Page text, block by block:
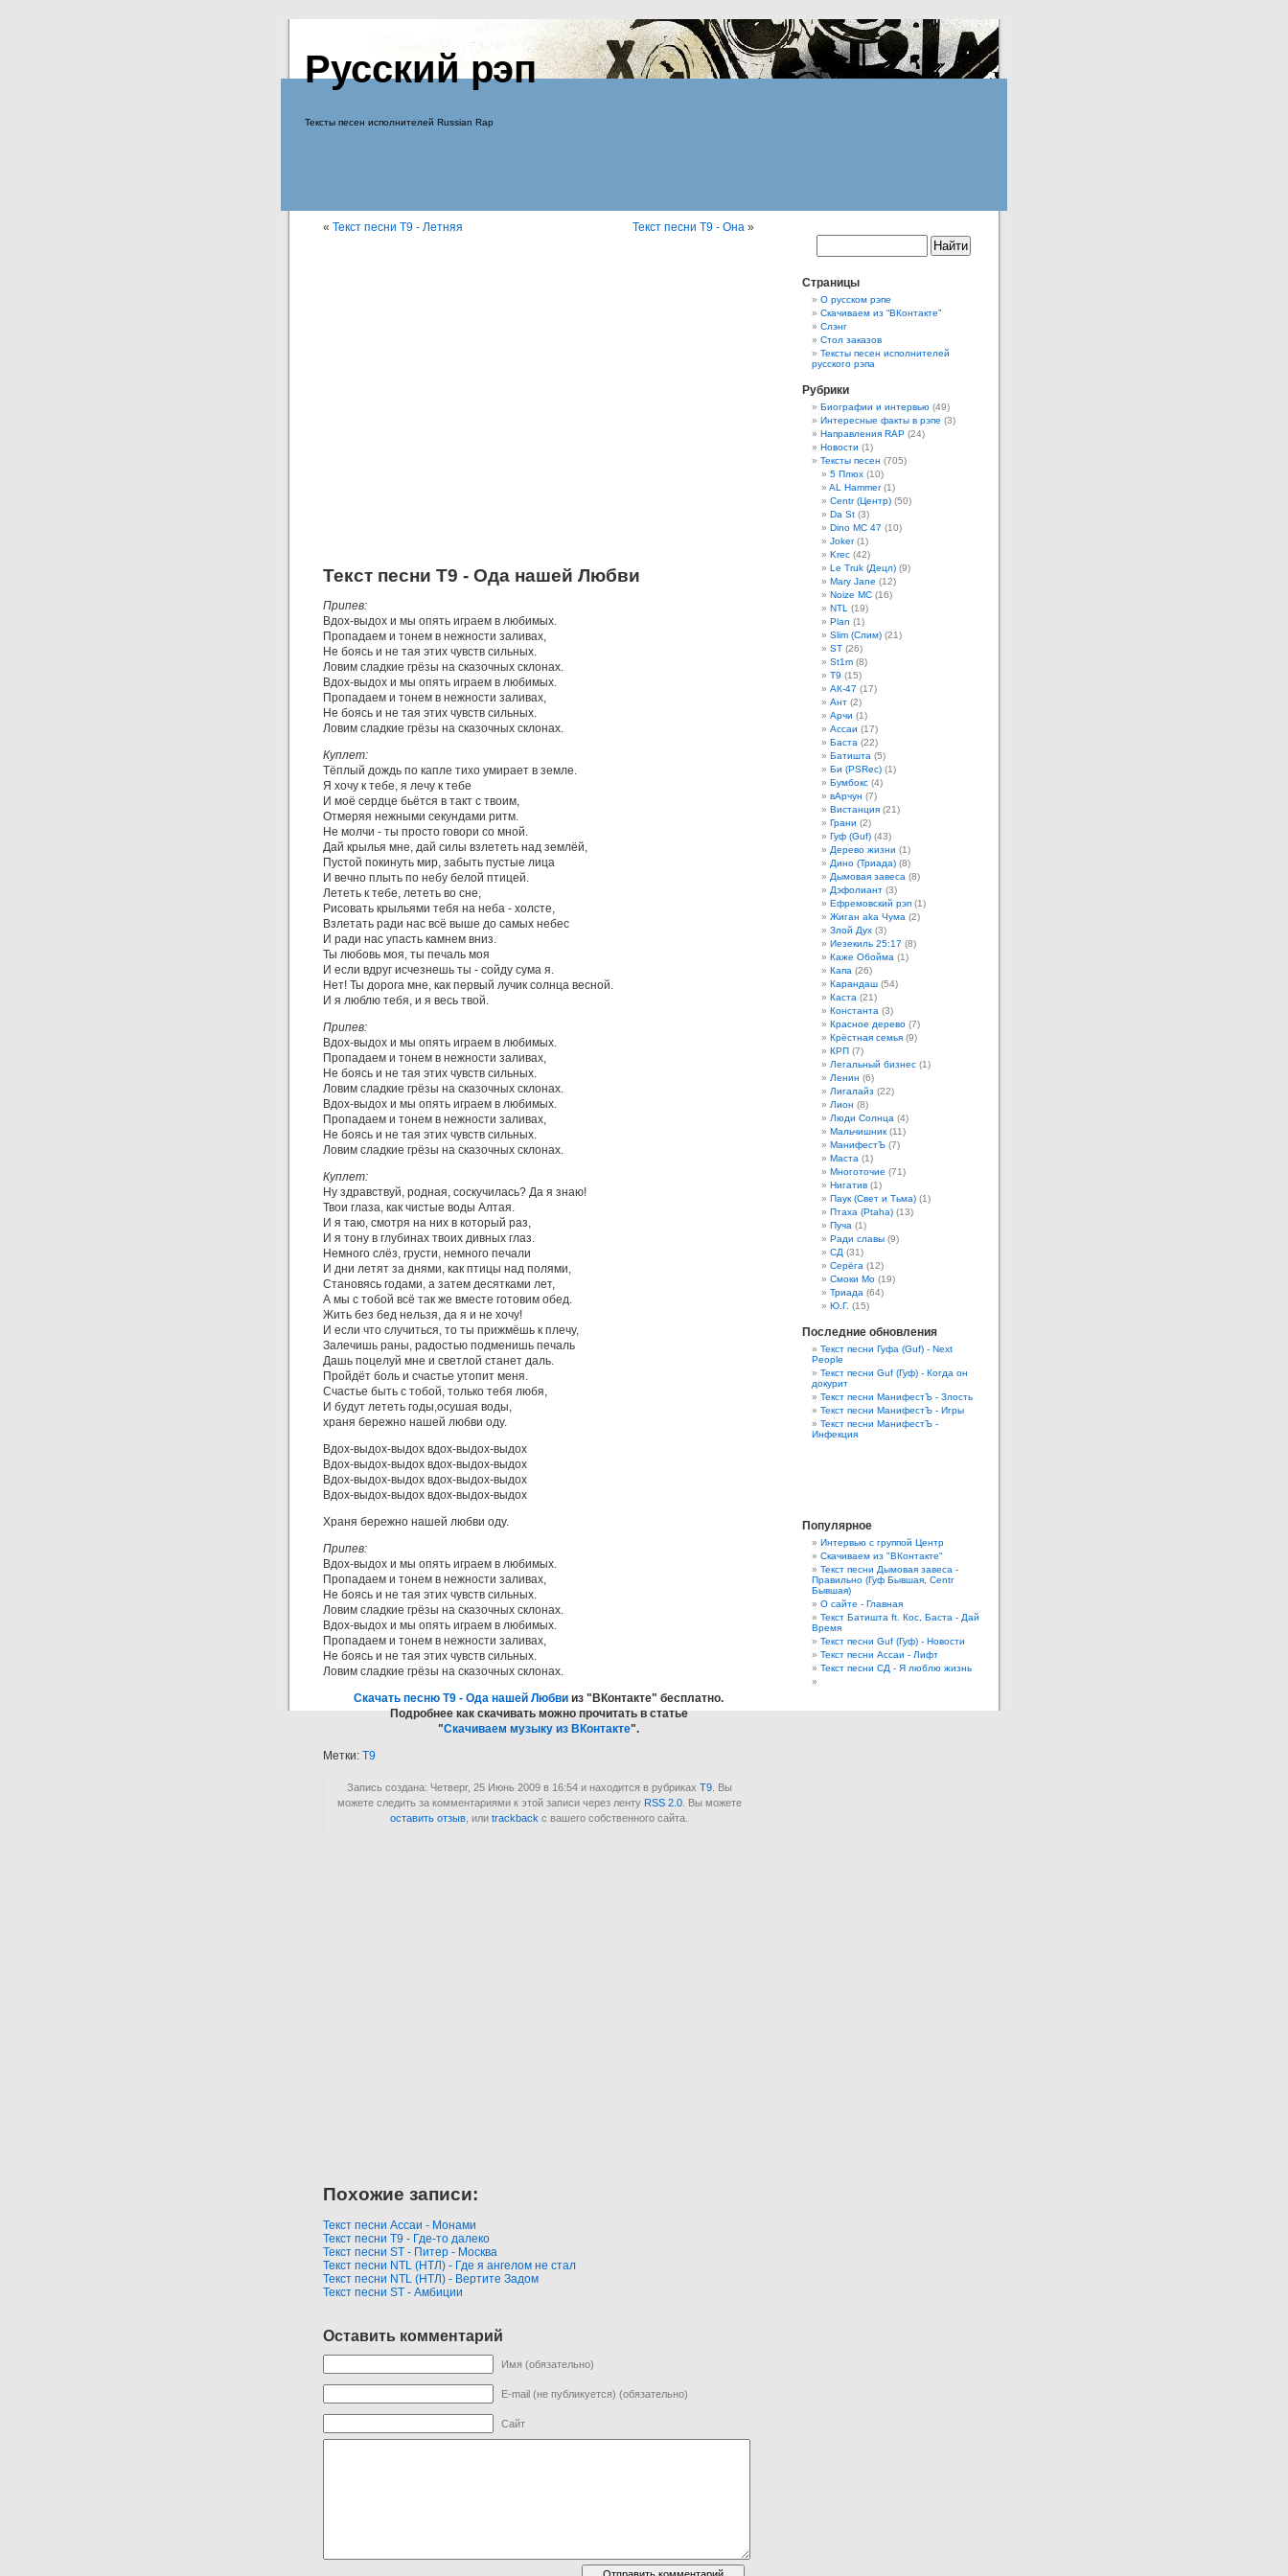
Русский рэп
Тексты песен исполнителей Russian Rap
« Текст песни Т9 - Летняя Текст песни Т9 - Она »
Текст песни Т9 - Ода нашей Любви
Припев:
Вдох-выдох и мы опять играем в любимых.
Пропадаем и тонем в нежности заливах,
Не боясь и не тая этих чувств сильных.
Ловим сладкие грёзы на сказочных склонах.
Вдох-выдох и мы опять играем в любимых.
Пропадаем и тонем в нежности заливах,
Не боясь и не тая этих чувств сильных.
Ловим сладкие грёзы на сказочных склонах.
Куплет:
Тёплый дождь по капле тихо умирает в земле.
Я хочу к тебе, я лечу к тебе
И моё сердце бьётся в такт с твоим,
Отмеряя нежными секундами ритм.
Не молчи - ты просто говори со мной.
Дай крылья мне, дай силы взлететь над землёй,
Пустой покинуть мир, забыть пустые лица
И вечно плыть по небу белой птицей.
Лететь к тебе, лететь во сне,
Рисовать крыльями тебя на неба - холсте,
Взлетать ради нас всё выше до самых небес
И ради нас упасть камнем вниз.
Ты любовь моя, ты печаль моя
И если вдруг исчезнешь ты - сойду сума я.
Нет! Ты дорога мне, как первый лучик солнца весной.
И я люблю тебя, и я весь твой.
Припев:
Вдох-выдох и мы опять играем в любимых.
Пропадаем и тонем в нежности заливах,
Не боясь и не тая этих чувств сильных.
Ловим сладкие грёзы на сказочных склонах.
Вдох-выдох и мы опять играем в любимых.
Пропадаем и тонем в нежности заливах,
Не боясь и не тая этих чувств сильных.
Ловим сладкие грёзы на сказочных склонах.
Куплет:
Ну здравствуй, родная, соскучилась? Да я знаю!
Твои глаза, как чистые воды Алтая.
И я таю, смотря на них в который раз,
И я тону в глубинах твоих дивных глаз.
Немного слёз, грусти, немного печали
И дни летят за днями, как птицы над полями,
Становясь годами, а затем десятками лет,
А мы с тобой всё так же вместе готовим обед.
Жить без бед нельзя, да я и не хочу!
И если что случиться, то ты прижмёшь к плечу,
Залечишь раны, радостью подменишь печаль
Дашь поцелуй мне и светлой станет даль.
Пройдёт боль и счастье утопит меня.
Счастье быть с тобой, только тебя любя,
И будут лететь годы,осушая воды,
храня бережно нашей любви оду.
Вдох-выдох-выдох вдох-выдох-выдох
Вдох-выдох-выдох вдох-выдох-выдох
Вдох-выдох-выдох вдох-выдох-выдох
Вдох-выдох-выдох вдох-выдох-выдох
Храня бережно нашей любви оду.
Припев:
Вдох-выдох и мы опять играем в любимых.
Пропадаем и тонем в нежности заливах,
Не боясь и не тая этих чувств сильных.
Ловим сладкие грёзы на сказочных склонах.
Вдох-выдох и мы опять играем в любимых.
Пропадаем и тонем в нежности заливах,
Не боясь и не тая этих чувств сильных.
Ловим сладкие грёзы на сказочных склонах.
Скачать песню Т9 - Ода нашей Любви из "ВКонтакте" бесплатно.
Подробнее как скачивать можно прочитать в статье
"Скачиваем музыку из ВКонтакте".
Метки: T9
Запись создана: Четверг, 25 Июнь 2009 в 16:54 и находится в рубриках T9. Вы
можете следить за комментариями к этой записи через ленту RSS 2.0. Вы можете
оставить отзыв , или trackback с вашего собственного сайта.
Похожие записи:
Текст песни Ассаи - Монами
Текст песни Т9 - Где-то далеко
Текст песни ST - Питер - Москва
Текст песни NTL (НТЛ) - Где я ангелом не стал
Текст песни NTL (НТЛ) - Вертите Задом
Текст песни ST - Амбиции
Оставить комментарий
Имя (обязательно)
E-mail (не публикуется) (обязательно)
Сайт
Страницы
О русском рэпе
Скачиваем из “ВКонтакте”
Слэнг
Стол заказов
Тексты песен исполнителей
русского рэпа
Рубрики
Биографии и интервью (49)
Интересные факты в рэпе (3)
Направления RAP (24)
Новости (1)
Тексты песен (705)
5 Плюх (10)
AL Hammer(1)
Centr (Центр) (50)
Da St (3)
Dino MC 47 (10)
Joker(1)
Krec (42)
Le Truk (Децл) (9)
Mary Jane (12)
Noize MC (16)
NTL
(19)
Plan (1)
Slim (Слим) (21)
ST (26)
St1m (8)
T9 (15)
АК-47 (17)
Ант (2)
Арчи (1)
Ассаи (17)
Баста (22)
Батишта (5)
Би (PSRec) (1)
Бумбокс (4)
вАрчун (7)
Вистанция (21)
Грани (2)
Гуф (Guf) (43)
Дерево жизни (1)
Дино (Триада) (8)
Дымовая завеса (8)
Дэфолиант (3)
Ефремовский рэп (1)
Жиган aka Чума (2)
Злой Дух (3)
Иезекиль 25:17 (8)
Каже Обойма (1)
Капа (26)
Карандаш (54)
Каста (21)
Константа (3)
Красное дерево (7)
Крёстная семья (9)
КРП (7)
Легальный бизнес (1)
Ленин (6)
Лигалайз (22)
Лион (8)
Люди Солнца (4)
Мальчишник (11)
МанифестЪ (7)
Маста (1)
Многоточие (71)
Нигатив (1)
Паук (Свет и Тьма) (1)
Птаха (Ptaha) (13)
Пуча (1)
Ради славы (9)
СД (31)
Серёга (12)
Смоки Мо (19)
Триада (64)
Ю.Г. (15)
Последние обновления
Текст песни Гуфа (Guf) - Next
People
Текст песни Guf (Гуф) - Когда он
докурит
Текст песни МанифестЪ - Злость
Текст песни МанифестЪ - Игры
Текст песни МанифестЪ -
Инфекция
Популярное
Интервью с группой Центр
Скачиваем из "ВКонтакте"
Текст песни Дымовая завеса -
Правильно (Гуф Бывшая, Centr
Бывшая)
О сайте - Главная
Текст Батишта ft. Кос, Баста - Дай
Время
Текст песни Guf (Гуф) - Новости
Текст песни Ассаи - Лифт
Текст песни СД - Я люблю жизнь